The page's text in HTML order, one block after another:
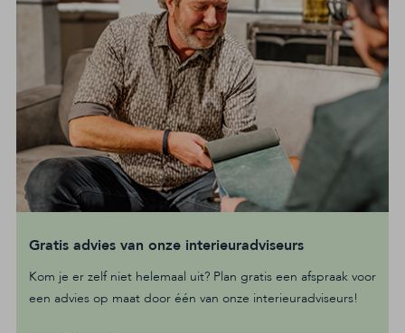
Gratis advies van onze interieuradviseurs
Kom je er zelf niet helemaal uit? Plan gratis een afspraak voor
een advies op maat door één van onze interieuradviseurs!